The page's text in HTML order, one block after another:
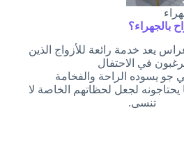
بالجهراء؟
يعد خدمة رائعة للأزواج الذين
في الاحتفال
جو يسوده الراحة والفخامة
لجعل لحظاتهم الخاصة لا
تنسى.